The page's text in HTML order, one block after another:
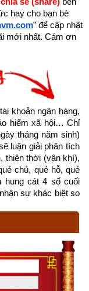
cuốn sách
Kích vào link sau:
2022/08/tai-mien-
hay cho bạn bè
” để cập nhật
mới nhất. Cám ơn
khoản ngân hàng,
hiểm xã hội… Chỉ
tháng năm sinh)
luận giải phân tích
thiên thời (vận khí),
chủ, quẻ hỗ, quẻ
hung cát 4 số cuối
sự khác biệt so